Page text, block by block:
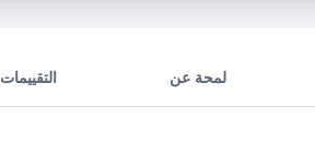
لمحة عن التقييمات